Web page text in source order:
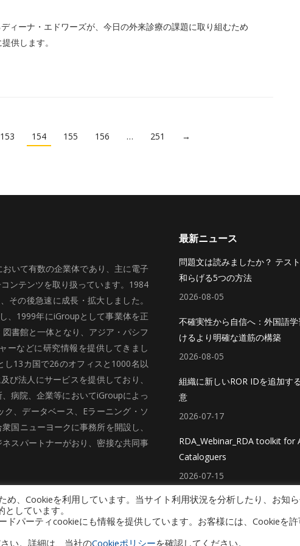
ィーナ・エドワーズが、今日の外来診療の課題に取り組むため
供します。
153 154 155 156 … 251 →
いて有数の企業体であり、主に電子
ンテンツを取り扱っています。1984
その後急速に成長・拡大しました。
、1999年にiGroupとして事業体を正
書館と一体となり、アジア・パシフ
ーなどに研究情報を提供してきまし
13カ国で26のオフィスと1000名以
び法人にサービスを提供しており、
病院、企業等においてiGroupによっ
、データベース、Eラーニング・ソ
国ニューヨークに事務所を開設し、
スパートナーがおり、密接な共同事
最新ニュース
問題文は読みましたか？ テス
和らげる5つの方法
2026-08-05
不確実性から自信へ：外国語
けるより明確な道筋の構築
2026-08-05
組織に新しいROR IDを追加す
意
2026-07-17
RDA_Webinar_RDA toolkit for
Cataloguers
2026-07-15
ップ プライバシーポリシー（個人情報保護方針） Copyright © 2026 iGroup
、Cookieを利用しています。当サイト利用状況を分析したり、お知
しています。
ドパーティcookieにも情報を提供しています。お客様には、Cookieを
い。詳細は、当社のCookieポリシーを確認してください。